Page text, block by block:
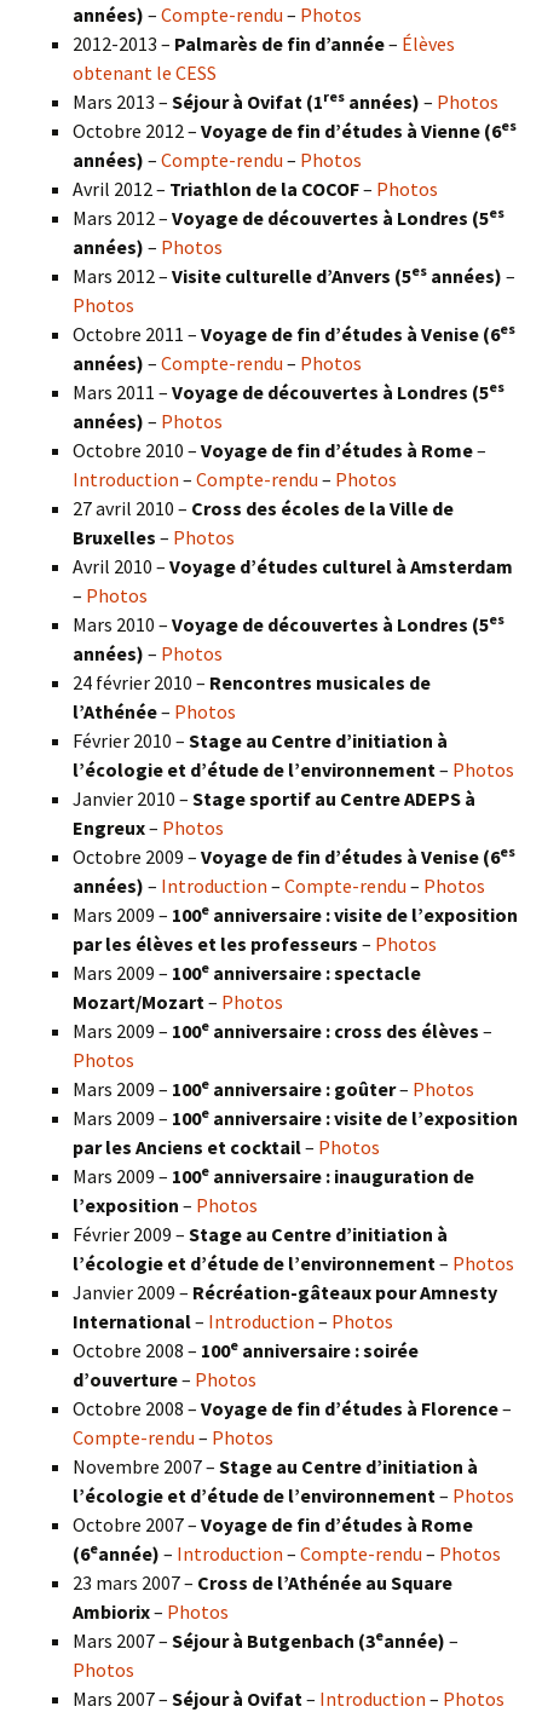
années) – Compte-rendu – Photos
2012-2013 – Palmarès de fin d’année– Élèves
obtenant le CESS
Mars 2013 – Séjour à Ovifat (1res années) – Photos
Octobre 2012 – Voyage de fin d’études à Vienne (6es
années) – Compte-rendu – Photos
Avril 2012 – Triathlon de la COCOF– Photos
Mars 2012 – Voyage de découvertes à Londres (5es
années) – Photos
Mars 2012 – Visite culturelle d’Anvers (5es années) –
Photos
Octobre 2011 – Voyage de fin d’études à Venise (6es
années) – Compte-rendu – Photos
Mars 2011 – Voyage de découvertes à Londres (5es
années) – Photos
Octobre 2010 – Voyage de fin d’études à Rome–
Introduction – Compte-rendu – Photos
27 avril 2010 – Cross des écoles de la Ville de
Bruxelles – Photos
Avril 2010 – Voyage d’études culturel à Amsterdam
– Photos
Mars 2010 – Voyage de découvertes à Londres (5es
années) – Photos
24 février 2010 – Rencontres musicales de
l’Athénée– Photos
Février 2010 – Stage au Centre d’initiation à
l’écologie et d’étude de l’environnement– Photos
Janvier 2010 – Stage sportif au Centre ADEPS à
Engreux– Photos
Octobre 2009 – Voyage de fin d’études à Venise (6es
années) – Introduction – Compte-rendu – Photos
Mars 2009 – 100e anniversaire : visite de l’exposition
par les élèves et les professeurs – Photos
Mars 2009 – 100e anniversaire : spectacle
Mozart/Mozart– Photos
Mars 2009 – 100e anniversaire : cross des élèves –
Photos
Mars 2009 – 100e anniversaire : goûter– Photos
Mars 2009 – 100e anniversaire : visite de l’exposition
par les Anciens et cocktail– Photos
Mars 2009 – 100e anniversaire : inauguration de
l’exposition – Photos
Février 2009 – Stage au Centre d’initiation à
l’écologie et d’étude de l’environnement– Photos
Janvier 2009 – Récréation-gâteaux pour Amnesty
International– Introduction – Photos
Octobre 2008 – 100e anniversaire : soirée
d’ouverture– Photos
Octobre 2008 – Voyage de fin d’études à Florence–
Compte-rendu – Photos
Novembre 2007 – Stage au Centre d’initiation à
l’écologie et d’étude de l’environnement– Photos
Octobre 2007 – Voyage de fin d’études à Rome
(6eannée) – Introduction – Compte-rendu – Photos
23 mars 2007 – Cross de l’Athénée au Square
Ambiorix– Photos
Mars 2007 – Séjour à Butgenbach (3eannée) –
Photos
Mars 2007 – Séjour à Ovifat– Introduction – Photos